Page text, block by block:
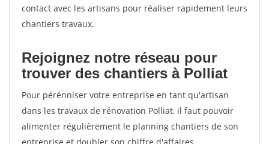
contact avec les artisans pour réaliser rapidement leurs
chantiers travaux.
Rejoignez notre réseau pour
trouver des chantiers à Polliat
Pour pérénniser votre entreprise en tant qu'artisan
dans les travaux de rénovation Polliat, il faut pouvoir
alimenter régulièrement le planning chantiers de son